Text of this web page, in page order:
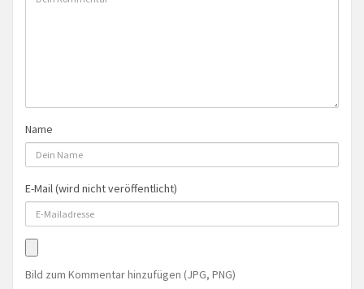
Name
E-Mail (wird nicht veröffentlicht)
Bild zum Kommentar hinzufügen (JPG, PNG)